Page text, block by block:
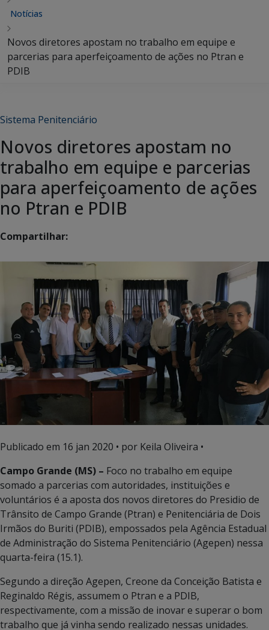
Notícias
Novos diretores apostam no trabalho em equipe e
parcerias para aperfeiçoamento de ações no Ptran e
PDIB
Sistema Penitenciário
Novos diretores apostam no
trabalho em equipe e parcerias
para aperfeiçoamento de ações
no Ptran e PDIB
Compartilhar:
Publicado em 16 jan 2020 • por Keila Oliveira •
Campo Grande (MS) – Foco no trabalho em equipe
somado a parcerias com autoridades, instituições e
voluntários é a aposta dos novos diretores do Presidio de
Trânsito de Campo Grande (Ptran) e Penitenciária de Dois
Irmãos do Buriti (PDIB), empossados pela Agência Estadual
de Administração do Sistema Penitenciário (Agepen) nessa
quarta-feira (15.1).
Segundo a direção Agepen, Creone da Conceição Batista e
Reginaldo Régis, assumem o Ptran e a PDIB,
respectivamente, com a missão de inovar e superar o bom
trabalho que já vinha sendo realizado nessas unidades.